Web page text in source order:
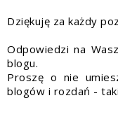
Dziękuję za każdy
Odpowiedzi na
blogu.
Proszę o nie
blogów i rozdań -